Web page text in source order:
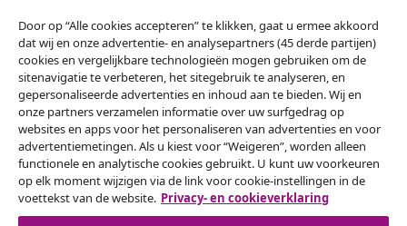
Zakelijk
vidaXL
Ontdek meer
Door op “Alle cookies accepteren” te klikken, gaat u ermee akkoord
dat wij en onze advertentie- en analysepartners (45 derde partijen)
cookies en vergelijkbare technologieën mogen gebruiken om de
sitenavigatie te verbeteren, het sitegebruik te analyseren, en
gepersonaliseerde advertenties en inhoud aan te bieden. Wij en
onze partners verzamelen informatie over uw surfgedrag op
websites en apps voor het personaliseren van advertenties en voor
advertentiemetingen. Als u kiest voor “Weigeren”, worden alleen
functionele en analytische cookies gebruikt. U kunt uw voorkeuren
op elk moment wijzigen via de link voor cookie-instellingen in de
voettekst van de website. Privacy- en cookieverklaring